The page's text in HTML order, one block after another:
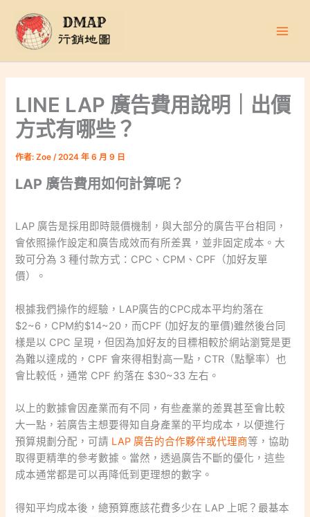
LINE LAP 廣告費用說明｜出價
方式有哪些？
作者:Zoe/2024 年 6 月 9 日
LAP 廣告費用如何計算呢？
LAP 廣告是採用即時競價機制，與大部分的廣告平台相同，
會依照操作設定和廣告成效而有所差異，並非固定成本。大
致可分為 3 種付款方式：CPC、CPM、CPF（加好友單
價）。
根據我們操作的經驗，LAP廣告的CPC成本平均約落在
$2~6，CPM約$14~20，而CPF (加好友的單價)雖然後台同
樣是以 CPC 呈現，但因為加好友的目標相較於網站瀏覽是更
為難以達成的，CPF 會來得相對高一點，CTR（點擊率）也
會比較低，通常 CPF 約落在 $30~33 左右。
以上的數據會因產業而有不同，有些產業的差異甚至會比較
大一點，若廣告主想要得知自身產業的平均成本，以便進行
預算規劃分配，可請 LAP 廣告的合作夥伴或代理商等，協助
取得更精準的參考數據。當然，透過廣告不斷的優化，這些
成本通常都是可以再降低到更理想的數字。
得知平均成本後，總預算應該花費多少在 LAP 上呢？最基本